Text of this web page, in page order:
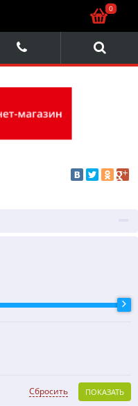
ПОКАЗАТЬ
Сбросить
0